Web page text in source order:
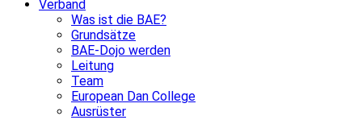
Verband
Was ist die BAE?
Grundsätze
BAE-Dojo werden
Leitung
Team
European Dan College
Ausrüster